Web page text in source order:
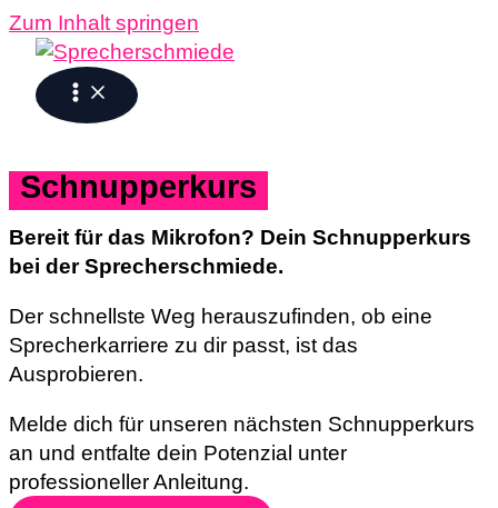
Zum Inhalt springen
Schnupperkurs
Bereit für das Mikrofon? Dein Schnupperkurs
bei der Sprecherschmiede.
Der schnellste Weg herauszufinden, ob eine
Sprecherkarriere zu dir passt, ist das
Ausprobieren.
Melde dich für unseren nächsten Schnupperkurs
an und entfalte dein Potenzial unter
professioneller Anleitung.